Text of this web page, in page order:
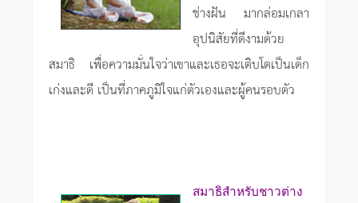
ช่างฝัน มากล่อมเกลา
อุปนิสัยที่ดีงามด้วย
สมาธิ เพื่อความมั่นใจว่าเขาและเธอจะเติบโตเป็นเด็ก
เก่งและดี เป็นที่ภาคภูมิใจแก่ตัวเองและผู้คนรอบตัว
สมาธิสำหรับชาวต่าง